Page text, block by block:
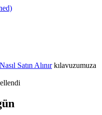
Nasıl Satın Alınırkılavuzumuza